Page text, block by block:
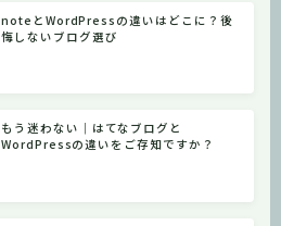
noteとWordPressの違いはどこに？後
悔しないブログ選び
もう迷わない｜はてなブログと
WordPressの違いをご存知ですか？